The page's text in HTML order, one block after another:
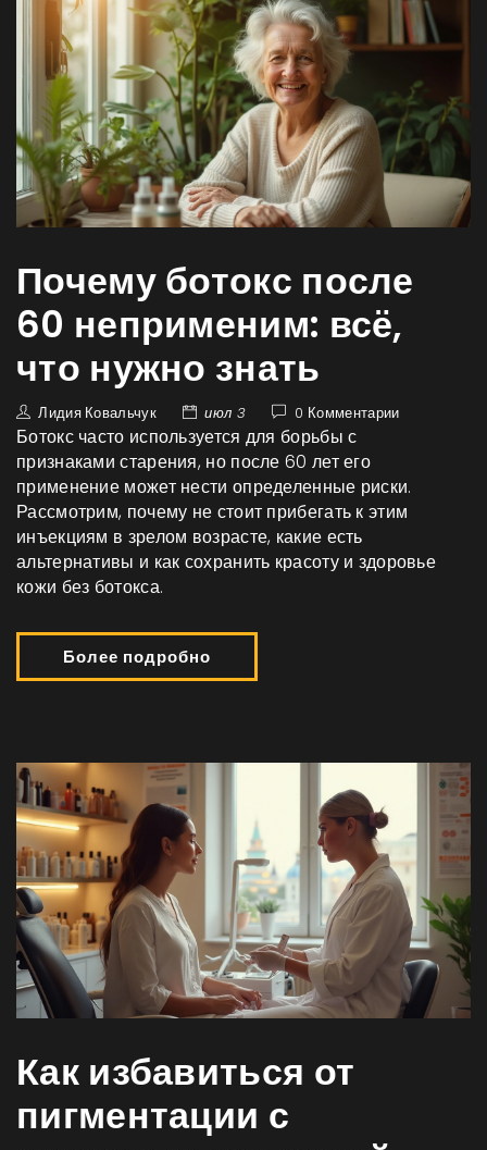
Почему ботокс после
60 неприменим: всё,
что нужно знать
Лидия Ковальчук июл 3 0 Комментарии
Ботокс часто используется для борьбы с
признаками старения, но после 60 лет его
применение может нести определенные риски.
Рассмотрим, почему не стоит прибегать к этим
инъекциям в зрелом возрасте, какие есть
альтернативы и как сохранить красоту и здоровье
кожи без ботокса.
Более подробно
Как избавиться от
пигментации с